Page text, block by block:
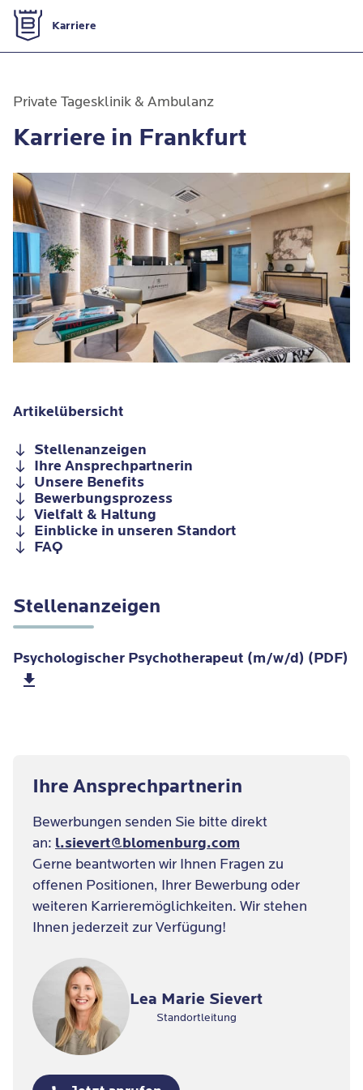
Zur Startseite
Karriere
Private Tagesklinik & Ambulanz
Karriere in Frankfurt
Artikelübersicht
Stellenanzeigen
Ihre Ansprechpartnerin
Unsere Benefits
Bewerbungsprozess
Vielfalt & Haltung
Einblicke in unseren Standort
FAQ
Stellenanzeigen
Psychologischer Psychotherapeut (m/w/d) (PDF)
Ihre Ansprechpartnerin
Bewerbungen senden Sie bitte direkt
an: l.sievert@blomenburg.com
Gerne beantworten wir Ihnen Fragen zu
offenen Positionen, Ihrer Bewerbung oder
weiteren Karrieremöglichkeiten. Wir stehen
Ihnen jederzeit zur Verfügung!
Lea Marie Sievert
Standortleitung